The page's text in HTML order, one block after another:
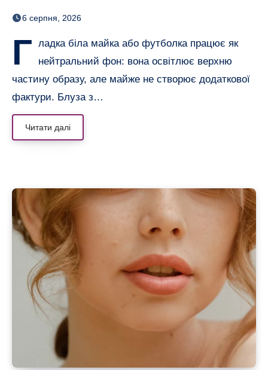
показали тренд цього літа
6 серпня, 2026
Г ладка біла майка або футболка працює як
нейтральний фон: вона освітлює верхню
частину образу, але майже не створює додаткової
фактури. Блуза з…
Читати далі